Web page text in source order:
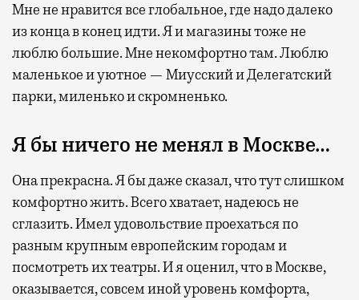
Мне не нравится все глобальное, где надо далеко
из конца в конец идти. Я и магазины тоже не
люблю большие. Мне некомфортно там. Люблю
маленькое и уютное — Миусский и Делегатский
парки, миленько и скромненько.
Я бы ничего не менял в Москве…
Она прекрасна. Я бы даже сказал, что тут слишком
комфортно жить. Всего хватает, надеюсь не
сглазить. Имел удовольствие проехаться по
разным крупным европейским городам и
посмотреть их театры. И я оценил, что в Москве,
оказывается, совсем иной уровень комфорта,